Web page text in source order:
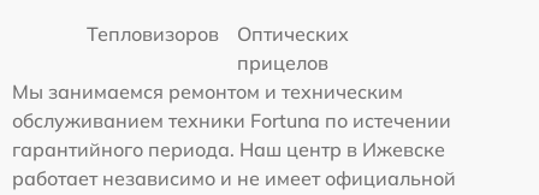
Тепловизоров
Оптических
прицелов
Мы занимаемся ремонтом и техническим
обслуживанием техники Fortuna по истечении
гарантийного периода. Наш центр в Ижевске
работает независимо и не имеет официальной